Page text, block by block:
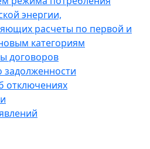
энергии,
расчеты по первой и
категориям
договоров
задолженности
отключениях